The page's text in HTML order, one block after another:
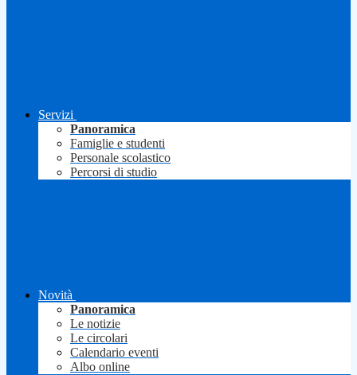
Servizi
Panoramica
Famiglie e studenti
Personale scolastico
Percorsi di studio
Novità
Panoramica
Le notizie
Le circolari
Calendario eventi
Albo online